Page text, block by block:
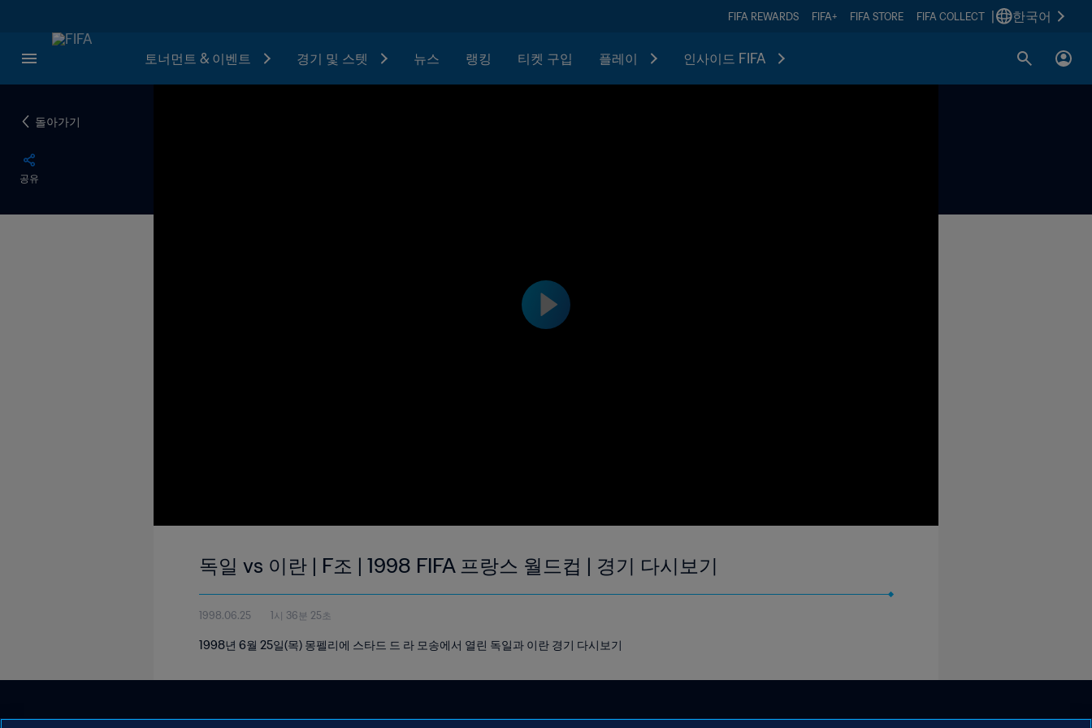
FIFA REWARDS FIFA+ FIFA STORE FIFA COLLECT 한국어
토너먼트 & 이벤트 경기 및 스텟 뉴스 랭킹 티켓 구입 플레이 인사이드 FIFA
돌아가기
공유
독일 vs 이란 | F조 | 1998 FIFA 프랑스 월드컵 | 경기 다시보기
1998.06.25 1시 36분 25초
1998년 6월 25일(목) 몽펠리에 스타드 드 라 모송에서 열린 독일과 이란 경기 다시보기